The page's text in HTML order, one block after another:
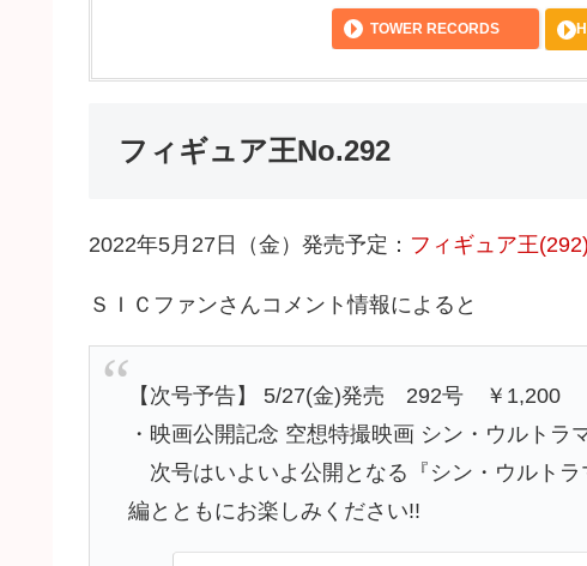
TOWER RECORDS
フィギュア王No.292
2022年5月27日（金）発売予定： フィギュア王(292)
ＳＩＣファンさんコメント情報によると
【次号予告】 5/27(金)発売 292号 ￥1,200
・映画公開記念 空想特撮映画 シン・ウルトラ
次号はいよいよ公開となる『シン・ウルト
編とともにお楽しみください!!